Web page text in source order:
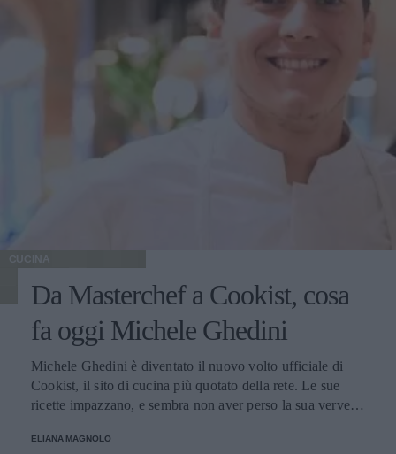
CUCINA
Da Masterchef a Cookist, cosa
fa oggi Michele Ghedini
Michele Ghedini è diventato il nuovo volto ufficiale di
Cookist, il sito di cucina più quotato della rete. Le sue
ricette impazzano, e sembra non aver perso la sua verve
veramente stupendo.
ELIANA MAGNOLO